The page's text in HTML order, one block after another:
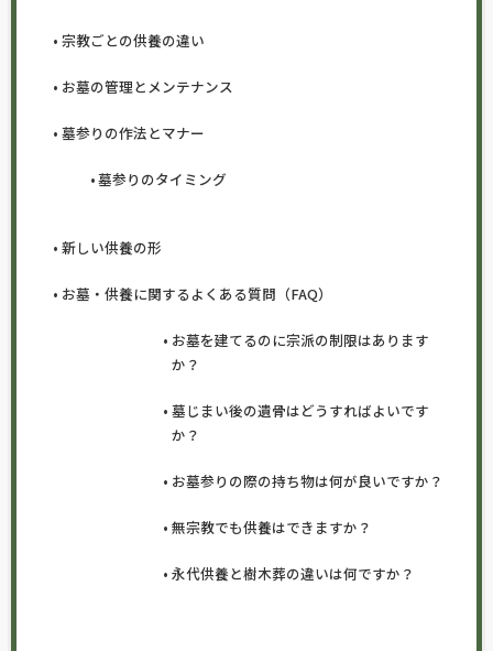
宗教ごとの供養の違い
お墓の管理とメンテナンス
墓参りの作法とマナー
墓参りのタイミング
新しい供養の形
お墓・供養に関するよくある質問（FAQ）
お墓を建てるのに宗派の制限はあります
か？
墓じまい後の遺骨はどうすればよいです
か？
お墓参りの際の持ち物は何が良いですか？
無宗教でも供養はできますか？
永代供養と樹木葬の違いは何ですか？